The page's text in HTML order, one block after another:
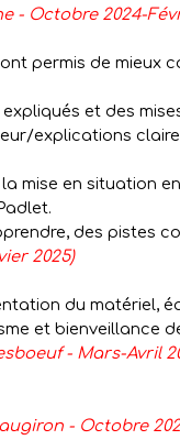
- Octobre 2024-
permis de mieux
expliqués et des
explications
mise en situation
des pistes
2025)
du matériel,
et bienveillance
- Mars-Avril
- Octobre